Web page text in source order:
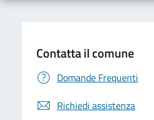
Contatta il comune
Domande Frequenti
Richiedi assistenza